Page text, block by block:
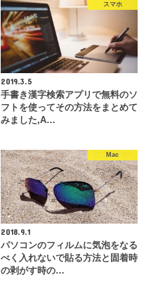
スマホ
2019.3.5
手書き漢字検索アプリで無料のソ
フトを使ってその方法をまとめて
みました,A…
Mac
2018.9.1
パソコンのフィルムに気泡をなる
べく入れないで貼る方法と固着時
の剥がす時の…